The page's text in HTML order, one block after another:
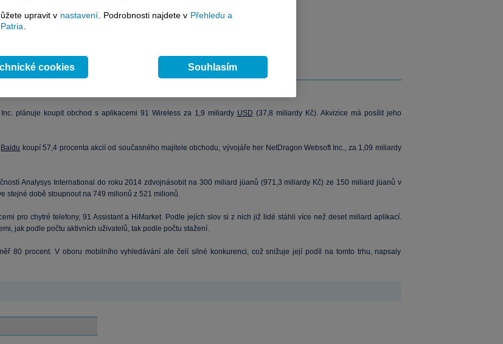
plánuje koupit obchod s aplikacemi 91 Wireless za 1,9 miliardy USD (37,8 miliardy Kč). Akvizice má posílit jeho
Baidu koupí 57,4 procenta akcií od současného majitele obchodu, vývojáře her NetDragon Websoft Inc., za 1,09 miliardy
Analysys International do roku 2014 zdvojnásobit na 300 miliard jüanů (971,3 miliardy Kč) ze 150 miliard jüanů v
stejné době stoupnout na 749 milionů z 521 milionů.
pro chytré telefony, 91 Assistant a HiMarket. Podle jejích slov si z nich již lidé stáhli více než deset miliard aplikací.
jak podle počtu aktivních uživatelů, tak podle počtu stažení.
80 procent. V oboru mobilního vyhledávání ale čelí silné konkurenci, což snižuje její podíl na tomto trhu, napsaly
upravit v nastavení . Podrobnosti najdete v Přehledu a
cookies Souhlasím